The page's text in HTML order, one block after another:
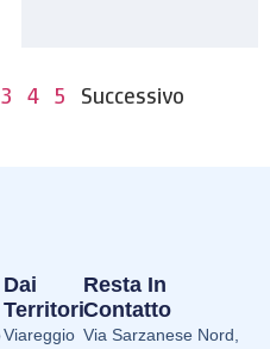
3 4 5 Successivo
Dai
Territori
Viareggio
Resta In
Contatto
Via Sarzanese Nord,